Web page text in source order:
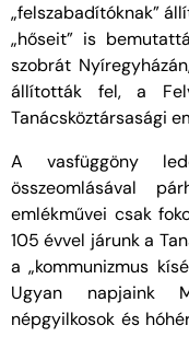
„felszabadítóknak”
„hőseit” is
szobrát
állították fel, a
Tanácsköztársasági
A vasfüggöny
összeomlásával
emlékművei csak
105 évvel járunk a
a „kommunizmus
Ugyan napjaink
népgyilkosok és